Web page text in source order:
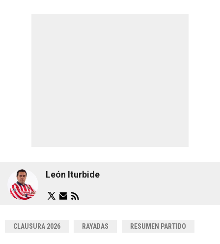
León Iturbide
CLAUSURA 2026 RAYADAS RESUMEN PARTIDO